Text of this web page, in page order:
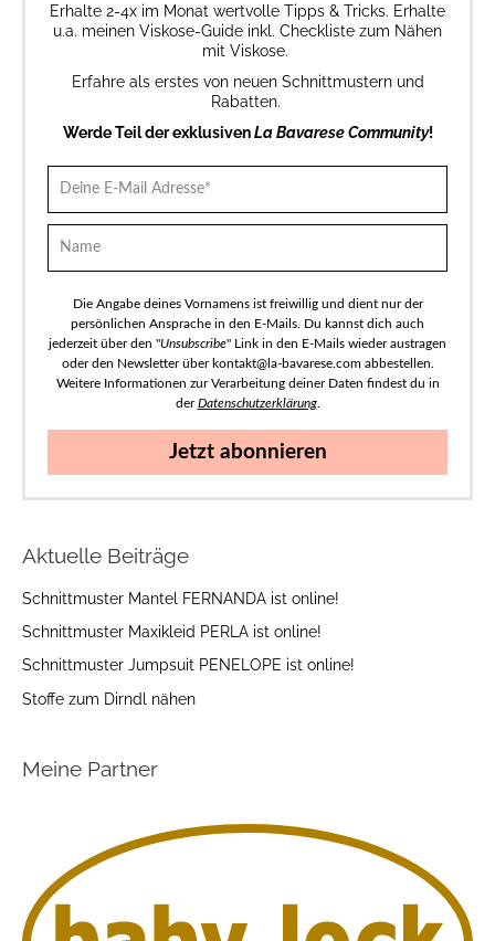
Erhalte 2-4x im Monat wertvolle Tipps & Tricks. Erhalte
u.a. meinen Viskose-Guide inkl. Checkliste zum Nähen
mit Viskose.
Erfahre als erstes von neuen Schnittmustern und
Rabatten.
Werde Teil der exklusivenLa Bavarese Community!
Die Angabe deines Vornamens ist freiwillig und dient nur der
persönlichen Ansprache in den E-Mails. Du kannst dich auch
jederzeit über den "Unsubscribe" Link in den E-Mails wieder austragen
oder den Newsletter über kontakt@la-bavarese.com abbestellen.
Weitere Informationen zur Verarbeitung deiner Daten findest du in
derDatenschutzerklärung.
Jetzt abonnieren
Aktuelle Beiträge
Schnittmuster Mantel FERNANDA ist online!
Schnittmuster Maxikleid PERLA ist online!
Schnittmuster Jumpsuit PENELOPE ist online!
Stoffe zum Dirndl nähen
Meine Partner